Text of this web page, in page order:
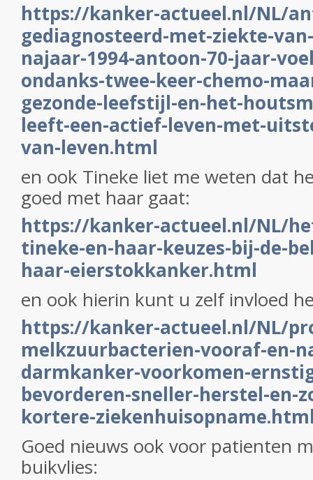
https://kanker-actueel.nl/NL/
gediagnosteerd-met-ziekte-
najaar-1994-antoon-70-jaar-
ondanks-twee-keer-chemo-
gezonde-leefstijl-en-het-
leeft-een-actief-leven-met-
van-leven.html
en ook Tineke liet me weten dat
goed met haar gaat:
https://kanker-actueel.nl/NL/
tineke-en-haar-keuzes-bij-de-
haar-eierstokkanker.html
en ook hierin kunt u zelf invloed
https://kanker-actueel.nl/NL/
melkzuurbacterien-vooraf-en-
darmkanker-voorkomen-
bevorderen-sneller-herstel-en-
kortere-
Goed nieuws ook voor patienten
buikvlies: